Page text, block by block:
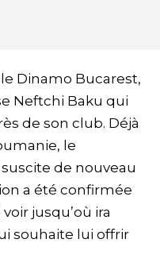
Dinamo Bucarest,
Neftchi Baku qui
de son club. Déjà
le
de nouveau
a été confirmée
jusqu’où ira
souhaite lui offrir